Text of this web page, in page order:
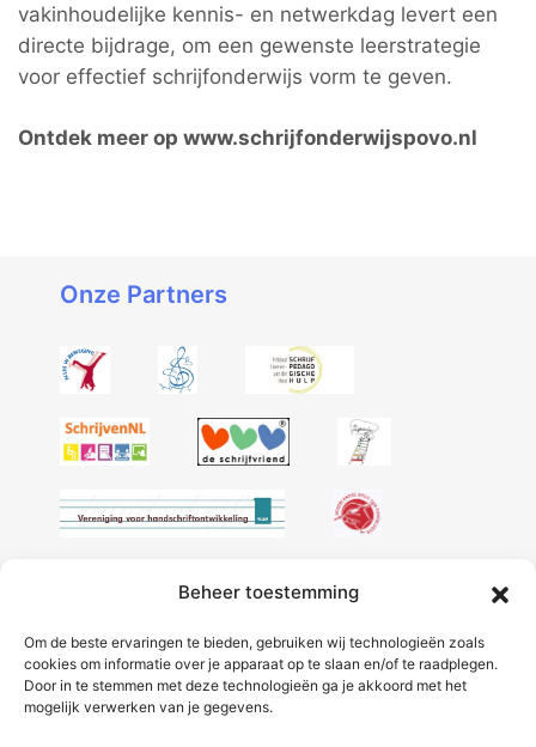
Beheer toestemming
Om de beste ervaringen te bieden, gebruiken wij technologieën zoals
cookies om informatie over je apparaat op te slaan en/of te raadplegen.
Door in te stemmen met deze technologieën ga je akkoord met het
mogelijk verwerken van je gegevens.
vakinhoudelijke kennis- en netwerkdag levert een
directe bijdrage, om een gewenste leerstrategie
voor effectief schrijfonderwijs vorm te geven.
Ontdek meer op www.schrijfonderwijspovo.nl
Onze Partners
Volg onze socials: